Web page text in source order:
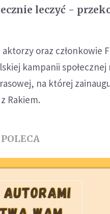
leczyć -
oraz członkowie
kampanii
na której
Rakiem.